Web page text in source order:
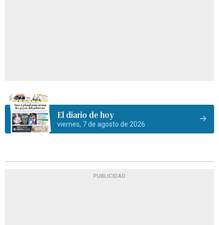
El diario de hoy
viernes, 7 de agosto de 2026
PUBLICIDAD